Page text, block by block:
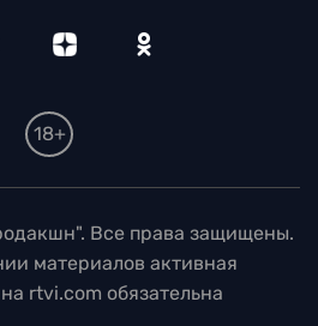
18+
Все права защищены.
материалов активная
rtvi.com обязательна